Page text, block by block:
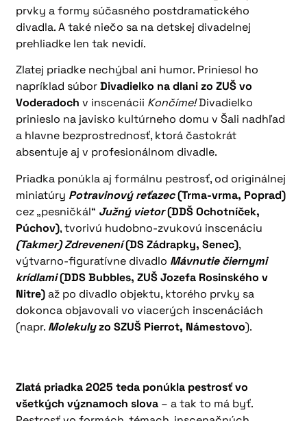
prvky a formy súčasného postdramatického
divadla. A také niečo sa na detskej divadelnej
prehliadke len tak nevidí.
Zlatej priadke nechýbal ani humor. Priniesol ho
napríklad súborDivadielko na dlani zo ZUŠ vo
Voderadoch v inscenácii Končíme!Divadielko
prinieslo na javisko kultúrneho domu v Šali nadhľad
a hlavne bezprostrednosť, ktorá častokrát
absentuje aj v profesionálnom divadle.
Priadka ponúkla aj formálnu pestrosť, od originálnej
miniatúry Potravinový reťazec(Trma-vrma, Poprad)
cez „pesničkál“ Južný vietor(DDŠ Ochotníček,
Púchov), tvorivú hudobno-zvukovú inscenáciu
(Takmer) Zdrevenení(DS Zádrapky, Senec),
výtvarno-figuratívne divadlo Mávnutie čiernymi
krídlami(DDS Bubbles, ZUŠ Jozefa Rosinského v
Nitre)až po divadlo objektu, ktorého prvky sa
dokonca objavovali vo viacerých inscenáciách
(napr. Molekulyzo SZUŠ Pierrot, Námestovo).
Zlatá priadka 2025 teda ponúkla pestrosť vo
všetkých významoch slova – a tak to má byť.